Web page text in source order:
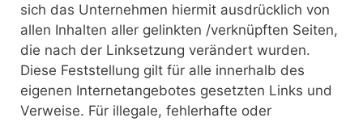
sich das Unternehmen hiermit ausdrücklich von
allen Inhalten aller gelinkten /verknüpften Seiten,
die nach der Linksetzung verändert wurden.
Diese Feststellung gilt für alle innerhalb des
eigenen Internetangebotes gesetzten Links und
Verweise. Für illegale, fehlerhafte oder